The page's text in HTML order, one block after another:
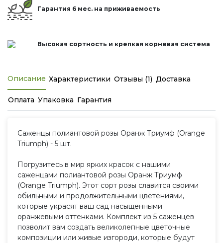
Гарантия 6 мес. на приживаемость
Высокая сортность и крепкая корневая система
Описание Характеристики Отзывы (1) Доставка
Оплата Упаковка Гарантия
Саженцы полиантовой розы Оранж Триумф (Orange
Triumph) - 5 шт.
Погрузитесь в мир ярких красок с нашими
саженцами полиантовой розы Оранж Триумф
(Orange Triumph). Этот сорт розы славится своими
обильными и продолжительными цветениями,
которые украсят ваш сад насыщенными
оранжевыми оттенками. Комплект из 5 саженцев
позволит вам создать великолепные цветочные
композиции или живые изгороди, которые будут